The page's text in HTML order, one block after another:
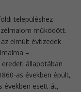
településhez
működött.
elmúlt évtizedek
–
állapotában
as években épült,
években esett át,